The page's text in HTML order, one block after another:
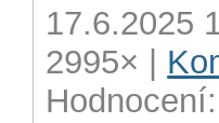
17.6.2025
2995× |